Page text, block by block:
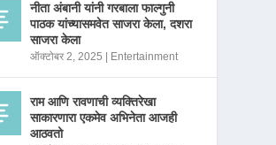
नीता अंबानी यांनी गरबाला फाल्गुनी
पाठक यांच्यासमवेत साजरा केला, दशरा
साजरा केला
ऑक्टोबर 2, 2025 Entertainment
राम आणि रावणाची व्यक्तिरेखा
साकारणारा एकमेव अभिनेता आजही
आठवतो